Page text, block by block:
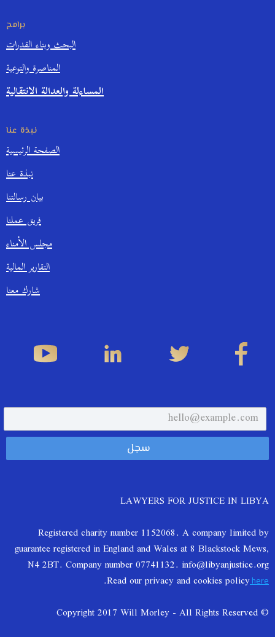
برامج
البحث وبناء القدرات
المناصرة والتوعية
المساءلة والعدالة الانتقالية
نبذة عنا
الصفحة الرئيسية
نبذة عنا
بيان رسالتنا
فريق عملنا
مجلس الأمناء
التقارير المالية
شارك معنا
LAWYERS FOR JUSTICE IN LIBYA
Registered charity number 1152068. A company limited by
guarantee registered in England and Wales at 8 Blackstock Mews,
N4 2BT. Company number 07741132. info@libyanjustice.org
Read our privacy and cookies policyhere
.
© Copyright 2017 Will Morley - All Rights Reserved